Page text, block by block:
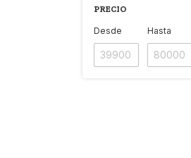
PRECIO
Desde Hasta